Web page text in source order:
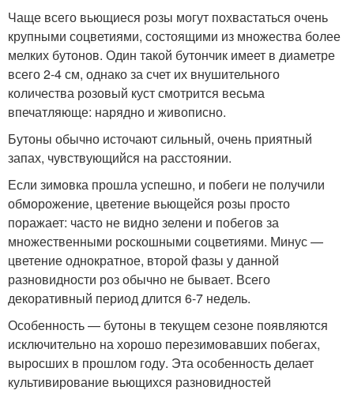
Чаще всего вьющиеся розы могут похвастаться очень
крупными соцветиями, состоящими из множества более
мелких бутонов. Один такой бутончик имеет в диаметре
всего 2-4 см, однако за счет их внушительного
количества розовый куст смотрится весьма
впечатляюще: нарядно и живописно.
Бутоны обычно источают сильный, очень приятный
запах, чувствующийся на расстоянии.
Если зимовка прошла успешно, и побеги не получили
обморожение, цветение вьющейся розы просто
поражает: часто не видно зелени и побегов за
множественными роскошными соцветиями. Минус —
цветение однократное, второй фазы у данной
разновидности роз обычно не бывает. Всего
декоративный период длится 6-7 недель.
Особенность — бутоны в текущем сезоне появляются
исключительно на хорошо перезимовавших побегах,
выросших в прошлом году. Эта особенность делает
культивирование вьющихся разновидностей